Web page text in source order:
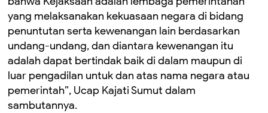
yang melaksanakan kekuasaan negara di bidang
penuntutan serta kewenangan lain berdasarkan
undang-undang, dan diantara kewenangan itu
adalah dapat bertindak baik di dalam maupun di
luar pengadilan untuk dan atas nama negara atau
pemerintah”, Ucap Kajati Sumut dalam
sambutannya.